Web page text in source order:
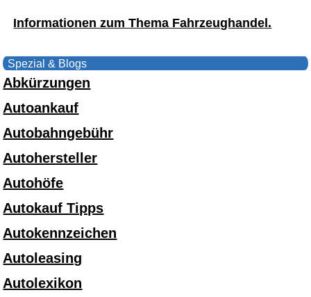
Informationen zum Thema Fahrzeughandel.
Spezial & Blogs
Abkürzungen
Autoankauf
Autobahngebühr
Autohersteller
Autohöfe
Autokauf Tipps
Autokennzeichen
Autoleasing
Autolexikon